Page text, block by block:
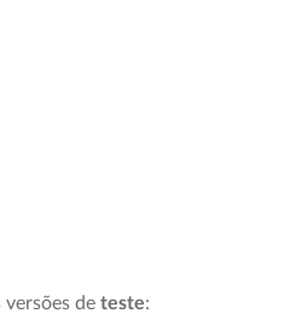
de teste: